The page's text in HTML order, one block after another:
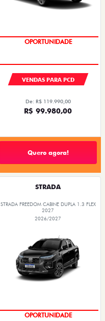
OPORTUNIDADE
VENDAS PARA PCD
De: R$ 119.990,00
R$ 99.980,00
Quero agora!
STRADA
STRADA FREEDOM CABINE DUPLA 1.3 FLEX
2027
2026/2027
OPORTUNIDADE